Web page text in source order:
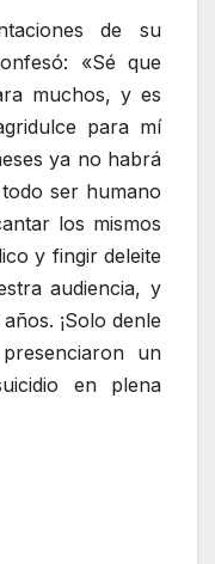
de su
«Sé que
muchos, y es
para mí
ya no habrá
todo ser humano
los mismos
y fingir deleite
audiencia, y
¡Solo denle
un
en plena